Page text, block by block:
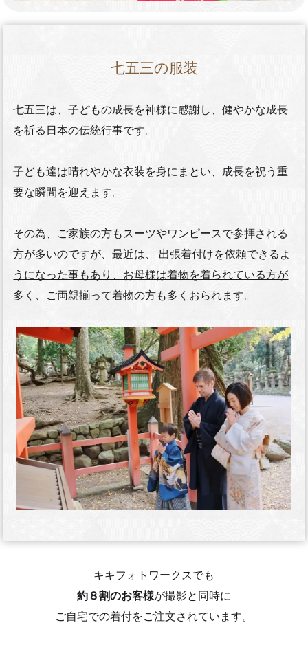
七五三の服装
七五三は、子どもの成長を神様に感謝し、健やかな成長
を祈る日本の伝統行事です。
子ども達は晴れやかな衣装を身にまとい、成長を祝う重
要な瞬間を迎えます。
その為、ご家族の方もスーツやワンピースで参拝される
方が多いのですが、最近は、 出張着付けを依頼できるよ
うになった事もあり、お母様は着物を着られている方が
多く、ご両親揃って着物の方も多くおられます。
キキフォトワークスでも
約８割のお客様が撮影と同時に
ご自宅での着付をご注文されています。